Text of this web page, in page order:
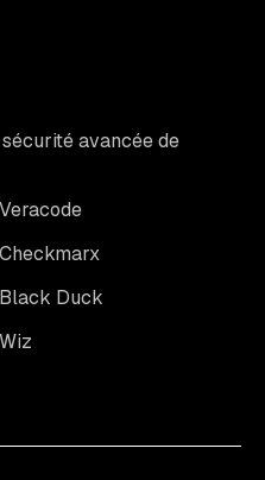
avancée de
Duck